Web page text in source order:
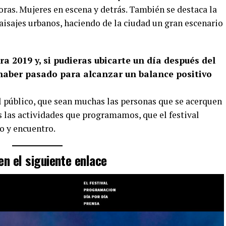
Mujeres en escena y detrás. También se destaca la
urbanos, haciendo de la ciudad un gran escenario
2019 y, si pudieras ubicarte un día después del
pasado para alcanzar un balance positivo
que sean muchas las personas que se acerquen
actividades que programamos, que el festival
y encuentro.
el siguiente enlace